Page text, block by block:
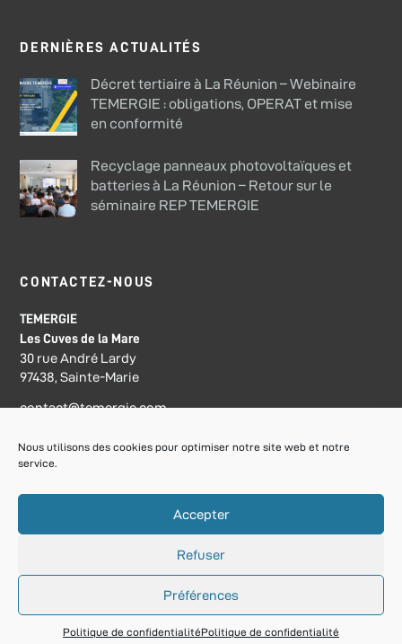
Nous utilisons des cookies pour optimiser notre site web et notre
service.
Accepter
Refuser
Préférences
Politique de confidentialitéPolitique de confidentialité
DERNIÈRES ACTUALITÉS
Décret tertiaire à La Réunion – Webinaire
TEMERGIE : obligations, OPERAT et mise
en conformité
Recyclage panneaux photovoltaïques et
batteries à La Réunion – Retour sur le
séminaire REP TEMERGIE
CONTACTEZ-NOUS
TEMERGIE
Les Cuves de la Mare
30 rue André Lardy
97438, Sainte-Marie
contact@temergie.com
Temergie © 2021 - Créé parGS
Mentions Légales|Confidentialité